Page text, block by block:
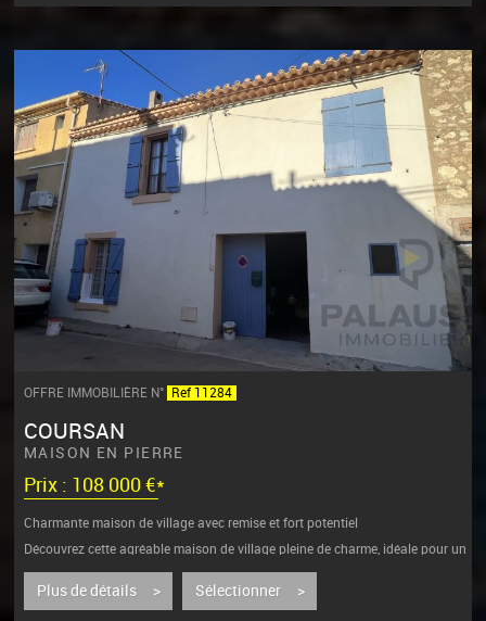
OFFRE IMMOBILIÈRE N° Ref 11284
COURSAN
MAISON EN PIERRE
Prix : 108 000 €*
Charmante maison de village avec remise et fort potentiel
Découvrez cette agréable maison de village pleine de charme, idéale pour un
Plus de détails > Sélectionner >